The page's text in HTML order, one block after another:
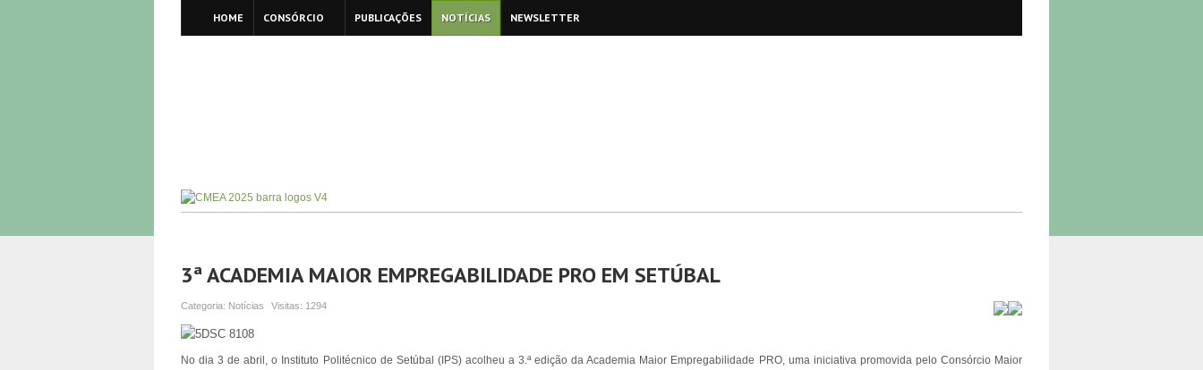
HOME CONSÓRCIO PUBLICAÇÕES NOTÍCIAS NEWSLETTER
3ª ACADEMIA MAIOR EMPREGABILIDADE PRO EM SETÚBAL
Categoria: Notícias Visitas: 1294
No dia 3 de abril, o Instituto Politécnico de Setúbal (IPS) acolheu a 3.ª edição da Academia Maior Empregabilidade PRO, uma iniciativa promovida pelo Consórcio Maior